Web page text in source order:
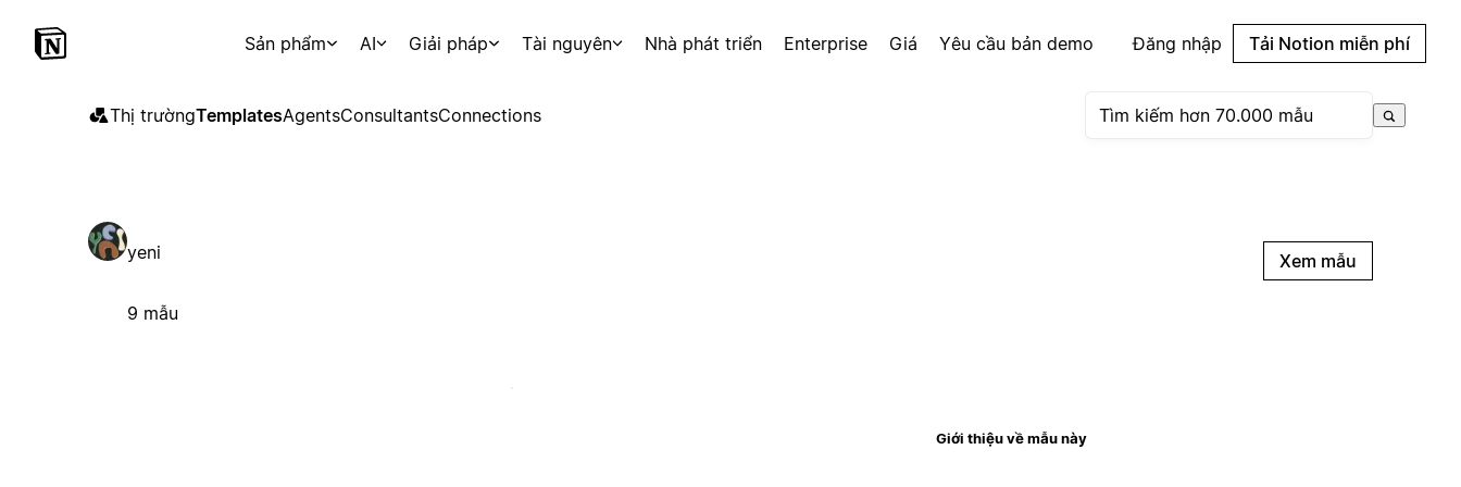
Sản phẩm AI Giải pháp Tài nguyên Nhà phát triển Enterprise Giá Yêu cầu bản demo Đăng nhập Tải Notion miễn phí
Thị trườngTemplatesAgentsConsultantsConnections
yeni
9 mẫu
Xem mẫu
Giới thiệu về mẫu này